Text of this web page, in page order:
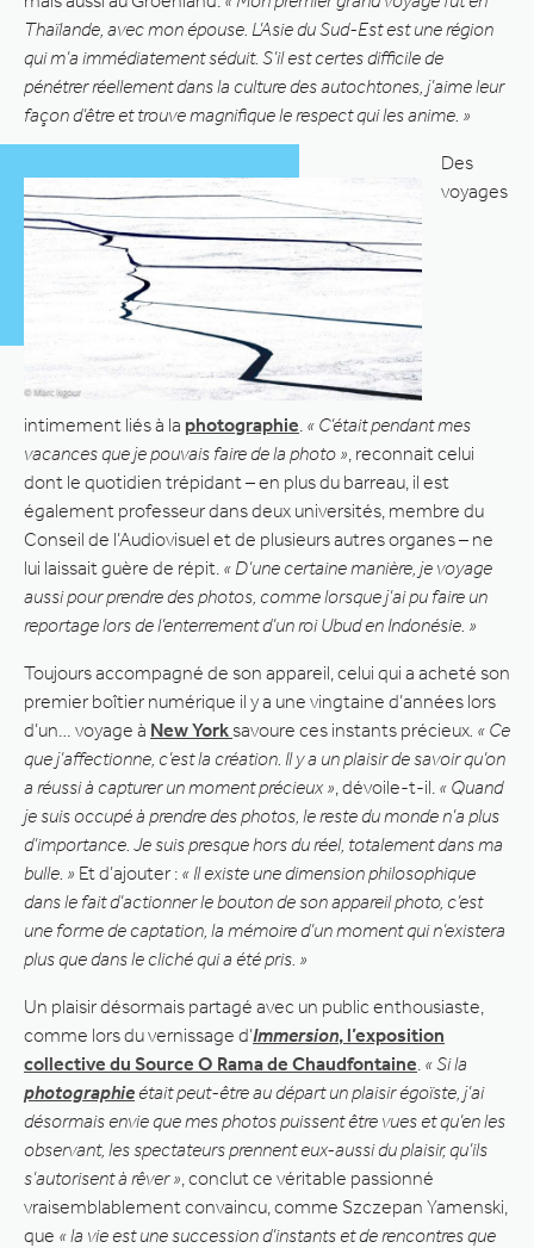
Thaïlande, avec mon épouse. L’Asie du Sud-Est est une région
qui m’a immédiatement séduit. S’il est certes difficile de
pénétrer réellement dans la culture des autochtones, j’aime leur
façon d’être et trouve magnifique le respect qui les anime. »
Des
voyages
intimement liés à la photographie « C’était pendant mes
vacances que je pouvais faire de la photo » , reconnait celui
dont le quotidien trépidant – en plus du barreau, il est
également professeur dans deux universités, membre du
Conseil de l’Audiovisuel et de plusieurs autres organes – ne
lui laissait guère de répit. « D’une certaine manière, je voyage
aussi pour prendre des photos, comme lorsque j’ai pu faire un
reportage lors de l’enterrement d’un roi Ubud en Indonésie. »
Toujours accompagné de son appareil, celui qui a acheté son
premier boîtier numérique il y a une vingtaine d’années lors
d’un… voyage à New Yorksavoure ces instants précieux . « Ce
que j’affectionne, c’est la création. Il y a un plaisir de savoir qu’on
a réussi à capturer un moment précieux » , dévoile-t-il. « Quand
je suis occupé à prendre des photos, le reste du monde n’a plus
d’importance. Je suis presque hors du réel, totalement dans ma
bulle. » Et d’ajouter : « Il existe une dimension philosophique
dans le fait d’actionner le bouton de son appareil photo, c’est
une forme de captation, la mémoire d’un moment qui n’existera
plus que dans le cliché qui a été pris. »
Un plaisir désormais partagé avec un public enthousiaste,
comme lors du vernissage d’Immersion, l’exposition
collective du Source O Rama de Chaudfontaine « Si la
photographieétait peut-être au départ un plaisir égoïste, j’ai
désormais envie que mes photos puissent être vues et qu’en les
observant, les spectateurs prennent eux-aussi du plaisir, qu’ils
s’autorisent à rêver » , conclut ce véritable passionné
vraisemblablement convaincu, comme Szczepan Yamenski,
que « la vie est une succession d’instants et de rencontres que